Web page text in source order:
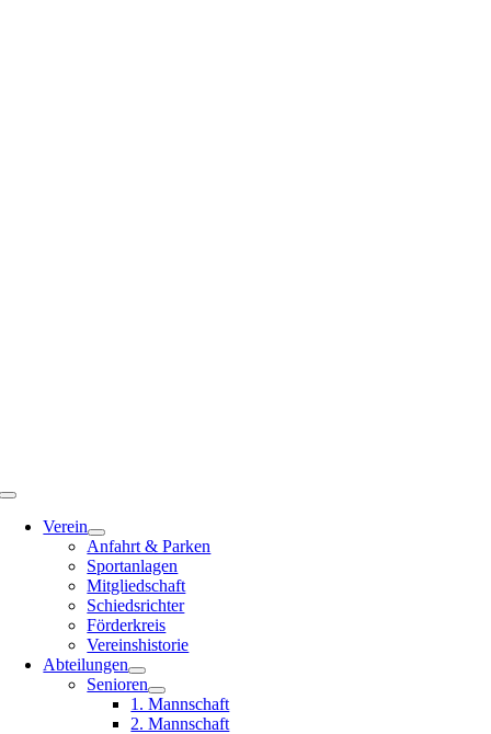
Toggle
NavigationVerein
Anfahrt & Parken
Sportanlagen
Mitgliedschaft
Schiedsrichter
Förderkreis
Vereinshistorie
Abteilungen
Senioren
1. Mannschaft
2. Mannschaft